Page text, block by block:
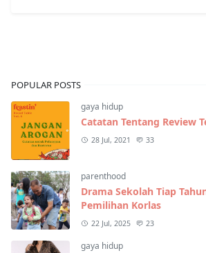
POPULAR POSTS
gaya hidup
Catatan Tentang Review
28 Jul, 2021 33
parenthood
Drama Sekolah Tiap
Pemilihan Korlas
22 Jul, 2025 23
gaya hidup